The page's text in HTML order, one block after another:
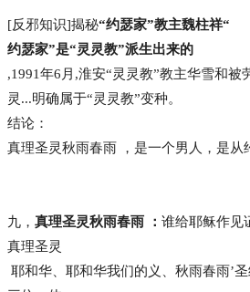
[反邪知识]揭秘“约瑟家”教主魏柱祥“
约瑟家”是“灵灵教”派生出来的
,1991年6月,淮安“灵灵教”教主华雪和被
灵...明确属于“灵灵教”变种。
结论：
真理圣灵秋雨春雨 ，是一个男人，是从
九， 真理圣灵秋雨春雨 ： 谁给耶稣作见
真理圣灵
耶和华、耶和华我们的义、秋雨春雨’